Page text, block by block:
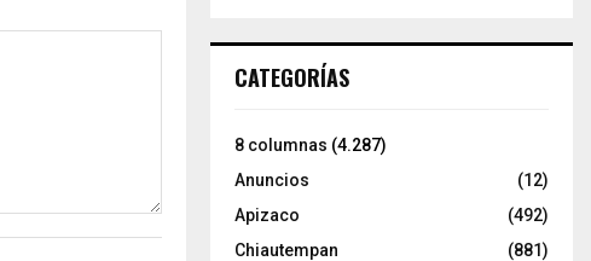
CATEGORÍAS
8 columnas (4.287)
Anuncios
(12)
Apizaco
(492)
Chiautempan
(881)